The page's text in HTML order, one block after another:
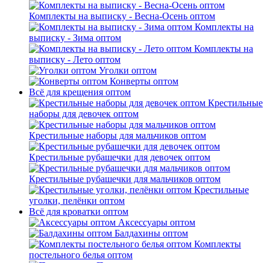
Комплекты на выписку - Весна-Осень оптом
Комплекты на
выписку - Зима оптом
Комплекты на
выписку - Лето оптом
Уголки оптом
Конверты оптом
Всё для крещения оптом
Крестильные
наборы для девочек оптом
Крестильные наборы для мальчиков оптом
Крестильные рубашечки для девочек оптом
Крестильные рубашечки для мальчиков оптом
Крестильные
уголки, пелёнки оптом
Всё для кроватки оптом
Аксессуары оптом
Балдахины оптом
Комплекты
постельного белья оптом